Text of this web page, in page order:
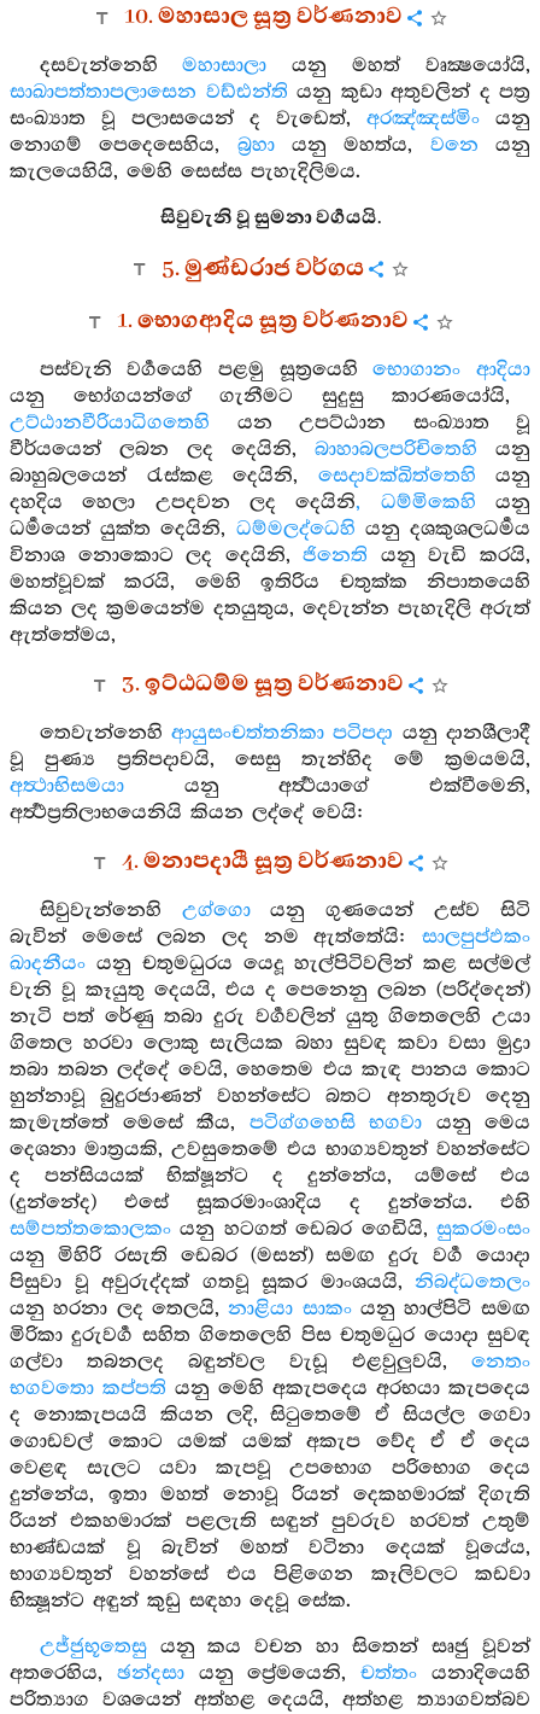
10. මහාසාල සූත්‍ර වර්ණනාව
දසවැන්නෙහිමහාසාලා යනු මහත් වෘක්‍ෂයෝයි,
සාඛාපත්තාපලාසෙන වඩ්ඪන්ති යනු කුඩා අතුවලින් ද පත්‍ර
සංඛ්‍යාත වූ පලාසයෙන් ද වැඩෙත්, අරඤ්ඤස්මිං යනු
නොගම් පෙදෙසෙහිය, බ්‍රහායනු මහත්ය, වනෙ යනු
කැලයෙහියි, මෙහි සෙස්ස පැහැදිලිමය.
සිවුවැනි වූ සුමනා වර්‍ගයයි.
5. මුණ්ඩරාජ වර්ගය
1. භොගආදිය සූත්‍ර වර්ණනාව
පස්වැනි වර්‍ගයෙහි පළමු සූත්‍රයෙහිභොගානං ආදියා
යනු භෝගයන්ගේ ගැනීමට සුදුසු කාරණයෝයි,
උට්ඨානවීරියාධිගතෙහි යන උපට්ඨාන සංඛ්‍යාත වූ
වීර්යයෙන් ලබන ලද දෙයිනි, බාහාබලපරිචිතෙහි යනු
බාහුබලයෙන් රැස්කළ දෙයිනි, සෙදාවක්ඛිත්තෙහි යනු
දහදිය හෙලා උපදවන ලද දෙයිනි, ධම්මිකෙහි යනු
ධර්‍මයෙන් යුක්ත දෙයිනි, ධම්මලද්ධෙහි යනු දශකුශලධර්‍මය
විනාශ නොකොට ලද දෙයිනි,ජිනෙති යනු වැඩි කරයි,
මහත්වූවක් කරයි, මෙහි ඉතිරිය චතුක්ක නිපාතයෙහි
කියන ලද ක්‍රමයෙන්ම දතයුතුය, දෙවැන්න පැහැදිලි අරුත්
ඇත්තේමය,
3. ඉට්ඨධම්ම සූත්‍ර වර්ණනාව
තෙවැන්නෙහි ආයුසංචත්තනිකා පටිපදා යනු දානශීලාදී
වූ පුණ්‍ය ප්‍රතිපදාවයි, සෙසු තැන්හිද මේ ක්‍රමයමයි,
අත්‍ථාභිසමයා යනු අර්‍ත්‍ථයාගේ එක්වීමෙනි,
අර්‍ත්‍ථප්‍රතිලාභයෙනියි කියන ලද්දේ වෙයි:
4. මනාපදායී සූත්‍ර වර්ණනාව
සිවුවැන්නෙහි උග්ගොයනු ගුණයෙන් උස්ව සිටි
බැවින් මෙසේ ලබන ලද නම ඇත්තේයි: සාලපුප්ඵකං
ඛාදනීයං යනු චතුමධුරය යෙදූ හැල්පිටිවලින් කළ සල්මල්
වැනි වූ කෑයුතු දෙයයි, එය ද පෙනෙනු ලබන (පරිද්දෙන්)
නැටි පත් රේණු තබා දුරු වර්‍ගවලින් යුතු ගිතෙලෙහි උයා
ගිතෙල හරවා ලොකු සැලියක බහා සුවඳ කවා වසා මුද්‍රා
තබා තබන ලද්දේ වෙයි, හෙතෙම එය කැඳ පානය කොට
හුන්නාවූ බුදුරජාණන් වහන්සේට බතට අනතුරුව දෙනු
කැමැත්තේ මෙසේ කීය, පටිග්ගහෙසි භගවා යනු මෙය
දෙශනා මාත්‍රයකි, උවසුතෙමේ එය භාග්‍යවතුන් වහන්සේට
ද පන්සියයක් භික්ෂූන්ට ද දුන්නේය, යම්සේ එය
(දුන්නේද) එසේ සූකරමාංශාදිය ද දුන්නේය. එහි
සම්පත්තකොලකං යනු හටගත් ඩෙබර ගෙඩියි, සුකරමංසං
යනු මිහිරි රසැති ඩෙබර (මසන්) සමඟ දුරු වර්‍ග යොදා
පිසුවා වූ අවුරුද්දක් ගතවූ සූකර මාංශයයි, නිබද්ධතෙලං
යනු හරනා ලද තෙලයි,නාළියා සාකංයනු හාල්පිටි සමඟ
මිරිකා දුරුවර්‍ග සහිත ගිතෙලෙහි පිස චතුමධුර යොදා සුවඳ
ගල්වා තබනලද බඳුන්වල වැඩූ එළවුලුවයි, නෙතං
භගවතො කප්පති යනු මෙහි අකැපදෙය අරභයා කැපදෙය
ද නොකැපයයි කියන ලදි, සිටුතෙමේ ඒ සියල්ල ගෙවා
ගොඩවල් කොට යමක් යමක් අකැප වේද ඒ ඒ දෙය
වෙළඳ සැලට යවා කැපවූ උපභොග පරිභොග දෙය
දුන්නේය, ඉතා මහත් නොවූ රියන් දෙකහමාරක් දිගැති
රියන් එකහමාරක් පළලැති සඳුන් පුවරුව හරවත් උතුම්
භාණ්ඩයක් වූ බැවින් මහත් වටිනා දෙයක් වූයේය,
භාග්‍යවතුන් වහන්සේ එය පිළිගෙන කෑලිවලට කඩවා
භික්‍ෂූන්ට අඳුන් කුඩු සඳහා දෙවූ සේක.
උජ්ජුභූතෙසුයනු කය වචන හා සිතෙන් සෘජු වූවන්
අතරෙහිය, ඡන්දසායනු ප්‍රේමයෙනි,චත්තං යනාදියෙහි
පරිත්‍යාග වශයෙන් අත්හළ දෙයයි, අත්හළ ත්‍යාගවත්බව